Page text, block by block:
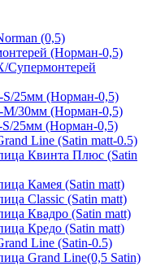
(0,5)
(Норман-0,5)
Супермонтерей
S/25мм (Норман-0,5)
M/30мм (Норман-0,5)
S/25мм (Норман-0,5)
Line (Satin matt-0.5)
Квинта Плюс (Satin
Камея (Satin matt)
Classic (Satin matt)
Квадро (Satin matt)
Кредо (Satin matt)
Line (Satin-0.5)
Grand Line(0,5 Satin)